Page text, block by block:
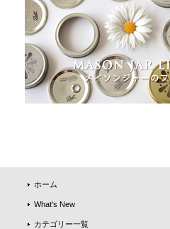
ホーム
What's New
カテゴリー一覧